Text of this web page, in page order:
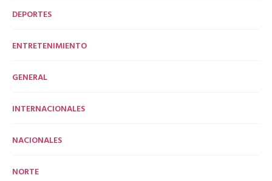
DEPORTES
ENTRETENIMIENTO
GENERAL
INTERNACIONALES
NACIONALES
NORTE